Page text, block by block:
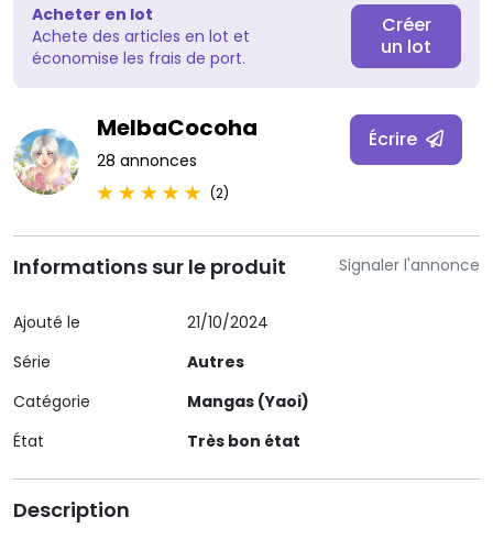
Acheter en lot
Achete des articles en lot et
économise les frais de port.
Créer
un lot
MelbaCocoha
28 annonces
(2)
Écrire
Signaler l'annonce
Informations sur le produit
Ajouté le
21/10/2024
Série
Autres
Catégorie
Mangas (Yaoi)
État
Très bon état
Description